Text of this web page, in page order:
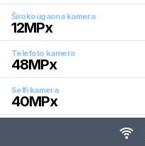
Širokougaona kamera
12MPx
Telefoto kamera
48MPx
Selfi kamera
40MPx